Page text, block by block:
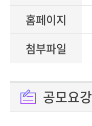
홈페이지
첨부파일
공모요강